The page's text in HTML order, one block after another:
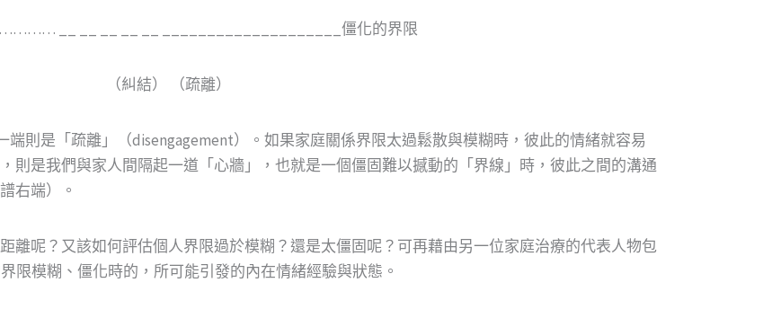
__ __ __ __ __ ____________________僵化的界限
（糾結） （疏離）
則是「疏離」（disengagement）。如果家庭關係界限太過鬆散與模糊時，彼此的情緒就容易
則是我們與家人間隔起一道「心牆」，也就是一個僵固難以撼動的「界線」時，彼此之間的溝通
右端）。
離呢？又該如何評估個人界限過於模糊？還是太僵固呢？可再藉由另一位家庭治療的代表人物包
限模糊、僵化時的，所可能引發的內在情緒經驗與狀態。